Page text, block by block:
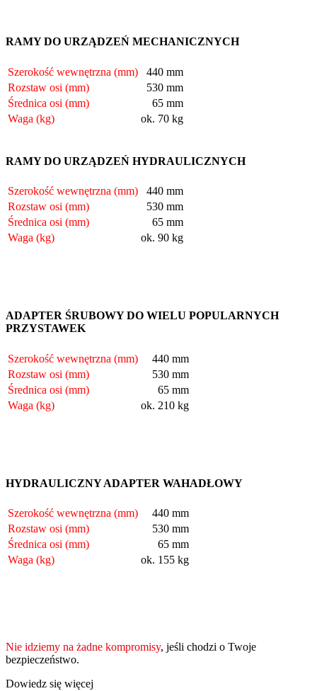
RAMY DO URZĄDZEŃ MECHANICZNYCH
Szerokość wewnętrzna (mm)
440 mm
Rozstaw osi (mm)
530 mm
Średnica osi (mm)
65 mm
Waga (kg)
ok. 70 kg
RAMY DO URZĄDZEŃ HYDRAULICZNYCH
Szerokość wewnętrzna (mm)
440 mm
Rozstaw osi (mm)
530 mm
Średnica osi (mm)
65 mm
Waga (kg)
ok. 90 kg
ADAPTER ŚRUBOWY DO WIELU POPULARNYCH
PRZYSTAWEK
Szerokość wewnętrzna (mm)
440 mm
Rozstaw osi (mm)
530 mm
Średnica osi (mm)
65 mm
Waga (kg)
ok. 210 kg
HYDRAULICZNY ADAPTER WAHADŁOWY
Szerokość wewnętrzna (mm)
440 mm
Rozstaw osi (mm)
530 mm
Średnica osi (mm)
65 mm
Waga (kg)
ok. 155 kg
Nie idziemy na żadne kompromisy, jeśli chodzi o Twoje
bezpieczeństwo.
Dowiedz się więcej